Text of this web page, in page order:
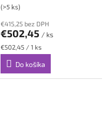
(>5 ks)
€415,25 bez DPH
€502,45 / ks
Jednotková
cena:
€502,45 / 1 ks
Do košíka